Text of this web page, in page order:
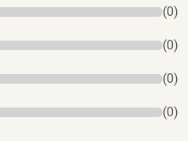
(0)
(0)
(0)
(0)